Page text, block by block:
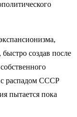
создав после
с распадом СССР
пытается пока